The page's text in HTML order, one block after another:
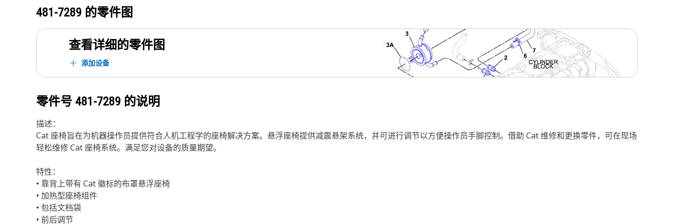
481-7289 的零件图
查看详细的零件图
添加设备
零件号 481-7289 的说明
描述：
Cat 座椅旨在为机器操作员提供符合人机工程学的座椅解决方案。悬浮座椅提供减震悬架系统，并可进行调节以方便操作员手脚控制。借助 Cat 维修和更换零件，可在现场
轻松维修 Cat 座椅系统。满足您对设备的质量期望。
特性：
• 靠背上带有 Cat 徽标的布罩悬浮座椅
• 加热型座椅组件
• 包括文档袋
• 前后调节